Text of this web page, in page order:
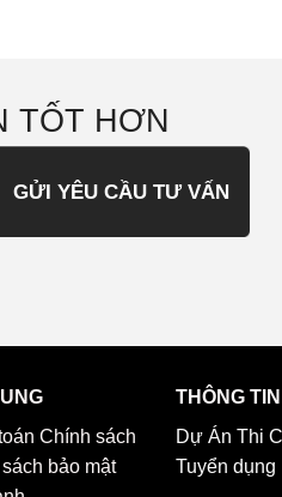
TỐT HƠN
GỬI YÊU CẦU TƯ VẤN
Chính sách
bảo mật
THÔNG
Dự Án Thi
Tuyển dụng